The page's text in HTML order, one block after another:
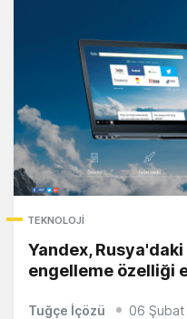
TEKNOLOJI
Yandex, Rusya'daki
engelleme özelliği
Tuğçe İçözü 06 Şubat